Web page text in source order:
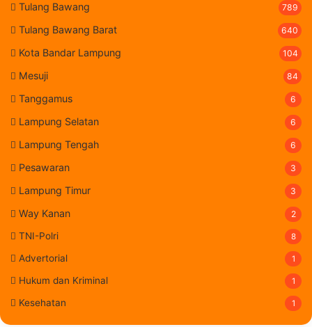
Tulang Bawang 789
Tulang Bawang Barat 640
Kota Bandar Lampung 104
Mesuji 84
Tanggamus 6
Lampung Selatan 6
Lampung Tengah 6
Pesawaran 3
Lampung Timur 3
Way Kanan 2
TNI-Polri 8
Advertorial 1
Hukum dan Kriminal 1
Kesehatan 1